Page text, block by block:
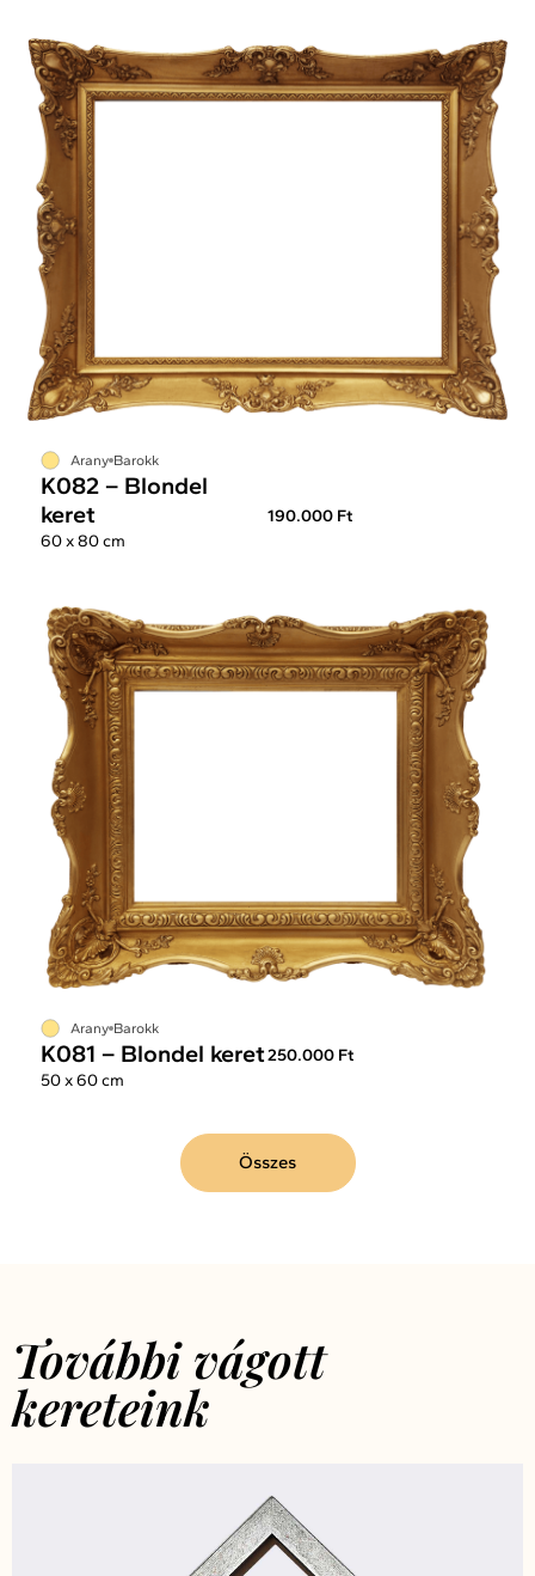
Arany Barokk
K082 – Blondel
keret
190.000 Ft
60 x 80 cm
Arany Barokk
K081 – Blondel keret250.000 Ft
50 x 60 cm
Összes
További vágott
kereteink